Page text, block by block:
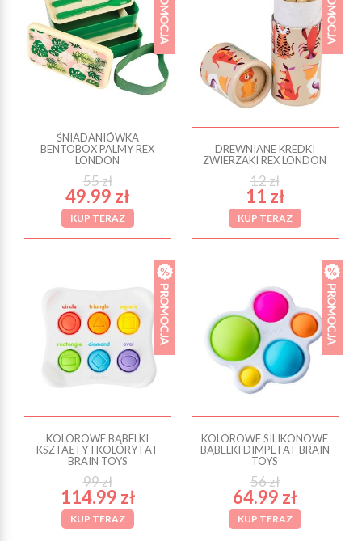
ŚNIADANIÓWKA
BENTOBOX PALMY REX
LONDON
55 zł
49.99 zł
KUP TERAZ
DREWNIANE KREDKI
ZWIERZAKI REX LONDON
12 zł
11 zł
KUP TERAZ
KOLOROWE BĄBELKI
KSZTAŁTY I KOLORY FAT
BRAIN TOYS
99 zł
114.99 zł
KUP TERAZ
KOLOROWE SILIKONOWE
BĄBELKI DIMPL FAT BRAIN
TOYS
56 zł
64.99 zł
KUP TERAZ